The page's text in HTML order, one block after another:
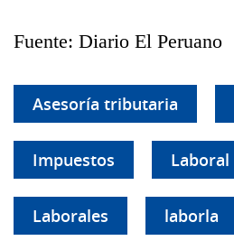
Fuente: Diario El Peruano
Asesoría tributaria
Impuestos Laboral
Laborales laborla